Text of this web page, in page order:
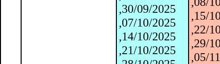
,30/09/2025
,07/10/2025
,14/10/2025
,21/10/2025
,15/
,22/
,29/
,05/